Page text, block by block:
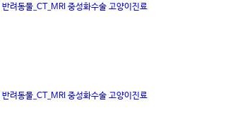
반려동물_CT_MRI 중성화수술 고양이진료
반려동물_CT_MRI 중성화수술 고양이진료